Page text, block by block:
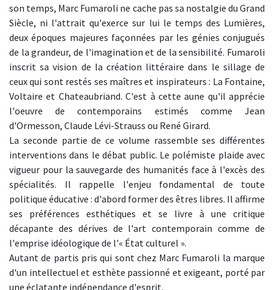
son temps, Marc Fumaroli ne cache pas sa nostalgie du Grand
Siècle, ni l'attrait qu'exerce sur lui le temps des Lumières,
deux époques majeures façonnées par les génies conjugués
de la grandeur, de l'imagination et de la sensibilité. Fumaroli
inscrit sa vision de la création littéraire dans le sillage de
ceux qui sont restés ses maîtres et inspirateurs : La Fontaine,
Voltaire et Chateaubriand. C'est à cette aune qu'il apprécie
l'oeuvre de contemporains estimés comme Jean
d'Ormesson, Claude Lévi-Strauss ou René Girard.
La seconde partie de ce volume rassemble ses différentes
interventions dans le débat public. Le polémiste plaide avec
vigueur pour la sauvegarde des humanités face à l'excès des
spécialités. Il rappelle l'enjeu fondamental de toute
politique éducative : d'abord former des êtres libres. Il affirme
ses préférences esthétiques et se livre à une critique
décapante des dérives de l'art contemporain comme de
l'emprise idéologique de l'« État culturel ».
Autant de partis pris qui sont chez Marc Fumaroli la marque
d'un intellectuel et esthète passionné et exigeant, porté par
une éclatante indépendance d'esprit.